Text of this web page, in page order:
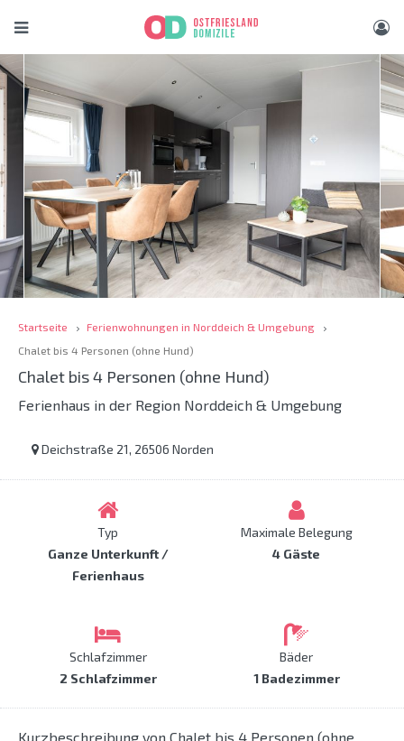
Startseite
Ferienwohnungen in Norddeich & Umgebung
Chalet bis 4 Personen (ohne Hund)
Chalet bis 4 Personen (ohne Hund)
Ferienhaus in der Region Norddeich & Umgebung
Deichstraße 21, 26506 Norden
Typ
Ganze Unterkunft /
Ferienhaus
Maximale Belegung
4 Gäste
Schlafzimmer
2 Schlafzimmer
Bäder
1 Badezimmer
Kurzbeschreibung von Chalet bis 4 Personen (ohne